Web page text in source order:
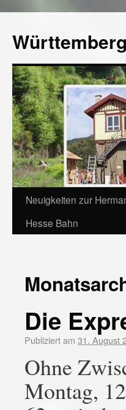
Neuigkeiten zur
Hesse Bahn
Die
Publiziert am 31. August
Ohne
Montag,